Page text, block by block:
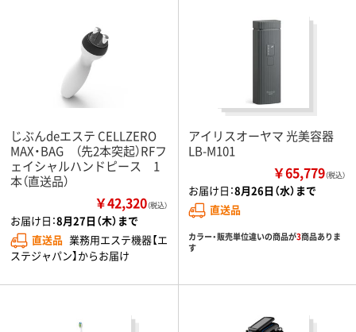
じぶんdeエステ CELLZERO
MAX・BAG （先2本突起）RFフ
ェイシャルハンドピース 1
本（直送品）
￥42,320（税込）
お届け日：8月27日（木）まで
直送品 業務用エステ機器【エ
ステジャパン】からお届け
アイリスオーヤマ 光美容器
LB-M101
￥65,779（税込）
お届け日：8月26日（水）まで
直送品
カラー・販売単位違いの商品が3商品ありま
す